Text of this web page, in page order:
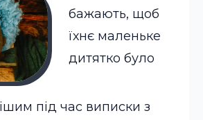
бажають, щоб
їхнє маленьке
дитятко було
під час виписки з